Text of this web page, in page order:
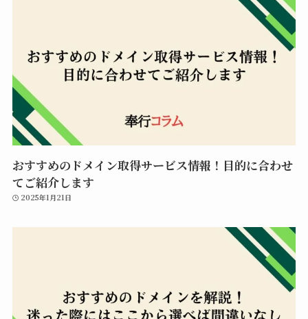
おすすめのドメイン取得サービス情報！目的に合わせ
てご紹介します
2025年1月21日